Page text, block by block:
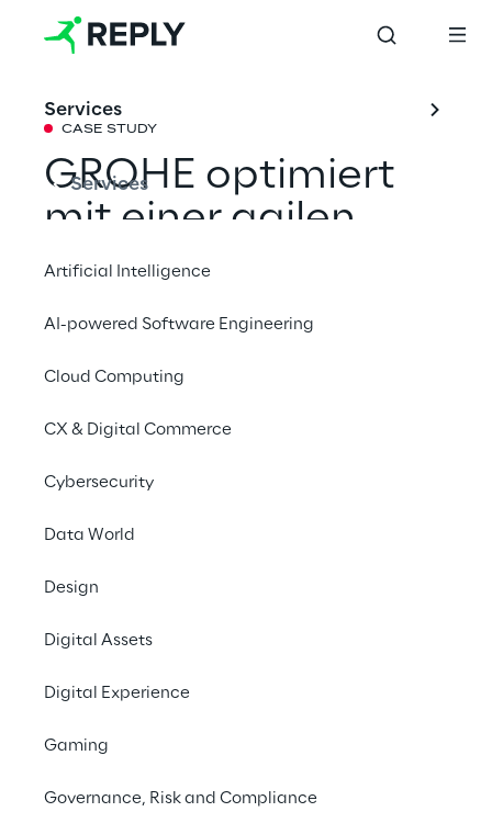
Services
Services
Artificial Intelligence
AI-powered Software Engineering
Cloud Computing
CX & Digital Commerce
Cybersecurity
Data World
Design
Digital Assets
Digital Experience
Gaming
Governance, Risk and Compliance
CASE STUDY
GROHE optimiert
mit einer agilen,
internen Sales-App
den B2B-Vertrieb
Eine neue Lösung von Storm Reply erlaubt
kostengünstiger abzuwickeln. Durch die
Einführung der neuen Applikation kann das
unkomplizierter umsetzen, online darstellen
#Application Modernization